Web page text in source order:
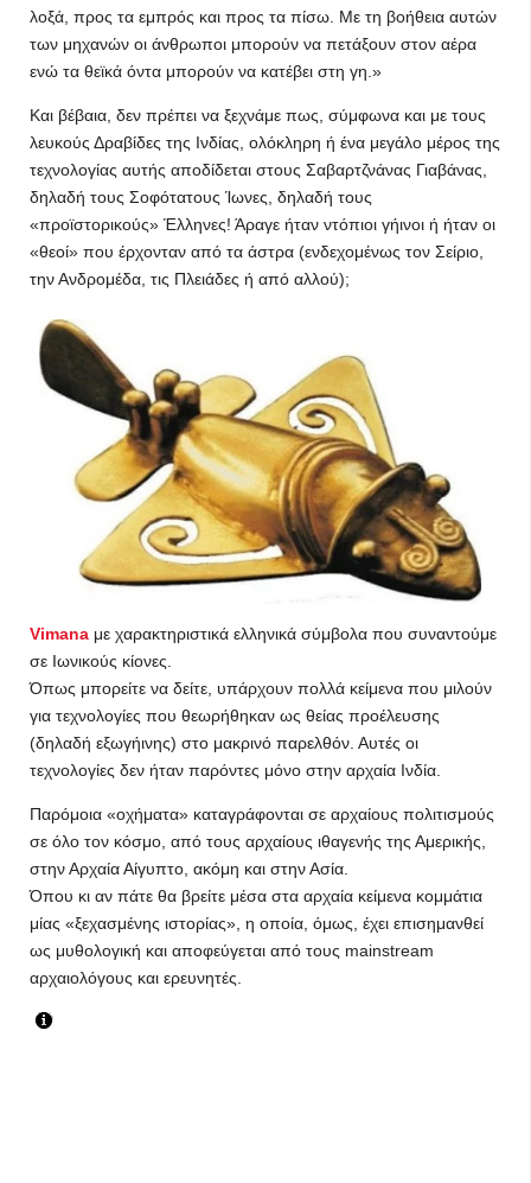
λοξά, προς τα εμπρός και προς τα πίσω. Με τη βοήθεια αυτών
των μηχανών οι άνθρωποι μπορούν να πετάξουν στον αέρα
ενώ τα θεϊκά όντα μπορούν να κατέβει στη γη.»
Και βέβαια, δεν πρέπει να ξεχνάμε πως, σύμφωνα και με τους
λευκούς Δραβίδες της Ινδίας, ολόκληρη ή ένα μεγάλο μέρος της
τεχνολογίας αυτής αποδίδεται στους Σαβαρτζνάνας Γιαβάνας,
δηλαδή τους Σοφότατους Ίωνες, δηλαδή τους
«προϊστορικούς» Έλληνες! Άραγε ήταν ντόπιοι γήινοι ή ήταν οι
«θεοί» που έρχονταν από τα άστρα (ενδεχομένως τον Σείριο,
την Ανδρομέδα, τις Πλειάδες ή από αλλού);
Vimana με χαρακτηριστικά ελληνικά σύμβολα που συναντούμε
σε Ιωνικούς κίονες.
Όπως μπορείτε να δείτε, υπάρχουν πολλά κείμενα που μιλούν
για τεχνολογίες που θεωρήθηκαν ως θείας προέλευσης
(δηλαδή εξωγήινης) στο μακρινό παρελθόν. Αυτές οι
τεχνολογίες δεν ήταν παρόντες μόνο στην αρχαία Ινδία.
Παρόμοια «οχήματα» καταγράφονται σε αρχαίους πολιτισμούς
σε όλο τον κόσμο, από τους αρχαίους ιθαγενής της Αμερικής,
στην Αρχαία Αίγυπτο, ακόμη και στην Ασία.
Όπου κι αν πάτε θα βρείτε μέσα στα αρχαία κείμενα κομμάτια
μίας «ξεχασμένης ιστορίας», η οποία, όμως, έχει επισημανθεί
ως μυθολογική και αποφεύγεται από τους mainstream
αρχαιολόγους και ερευνητές.